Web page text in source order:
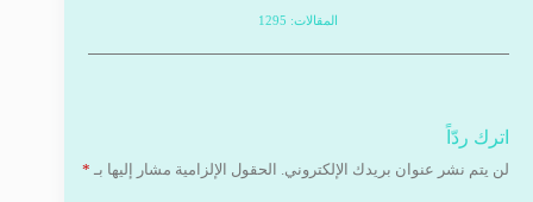
المقالات: 1295
اترك ردّاً
لن يتم نشر عنوان بريدك الإلكتروني. الحقول الإلزامية مشار إليها بـ *